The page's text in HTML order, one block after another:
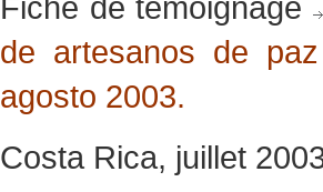
de artesanos de
agosto 2003.
Costa Rica, juillet